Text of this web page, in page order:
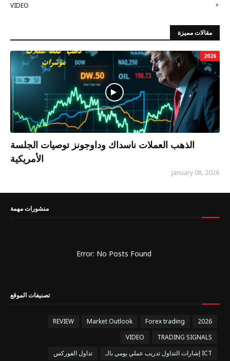
VIDEO
مقالات مميزة
2026
الذهب العملات ناسداك وداوجونز توصيات الجلسة
الأمريكية
January 08, 2026
منشورات مهمة
Error: No Posts Found
تصنيفات الموقع
2026
Forex trading
Market Outlook
REVIEW
TRADING SIGNALS
VIDEO
إشارات التداول تدريب عملي يومي بالـ ICT
تداول الفوركس